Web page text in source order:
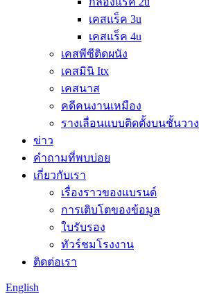
เคสแร็ค 3u
เคสแร็ค 4u
เคสพีซีติดผนัง
เคสมินิ Itx
เคสนาส
คดีคนงานเหมือง
รางเลื่อนแบบติดตั้งบนชั้นวาง
ข่าว
คำถามที่พบบ่อย
เกี่ยวกับเรา
เรื่องราวของแบรนด์
การเติบโตของข้อมูล
ใบรับรอง
ทัวร์ชมโรงงาน
ติดต่อเรา
English